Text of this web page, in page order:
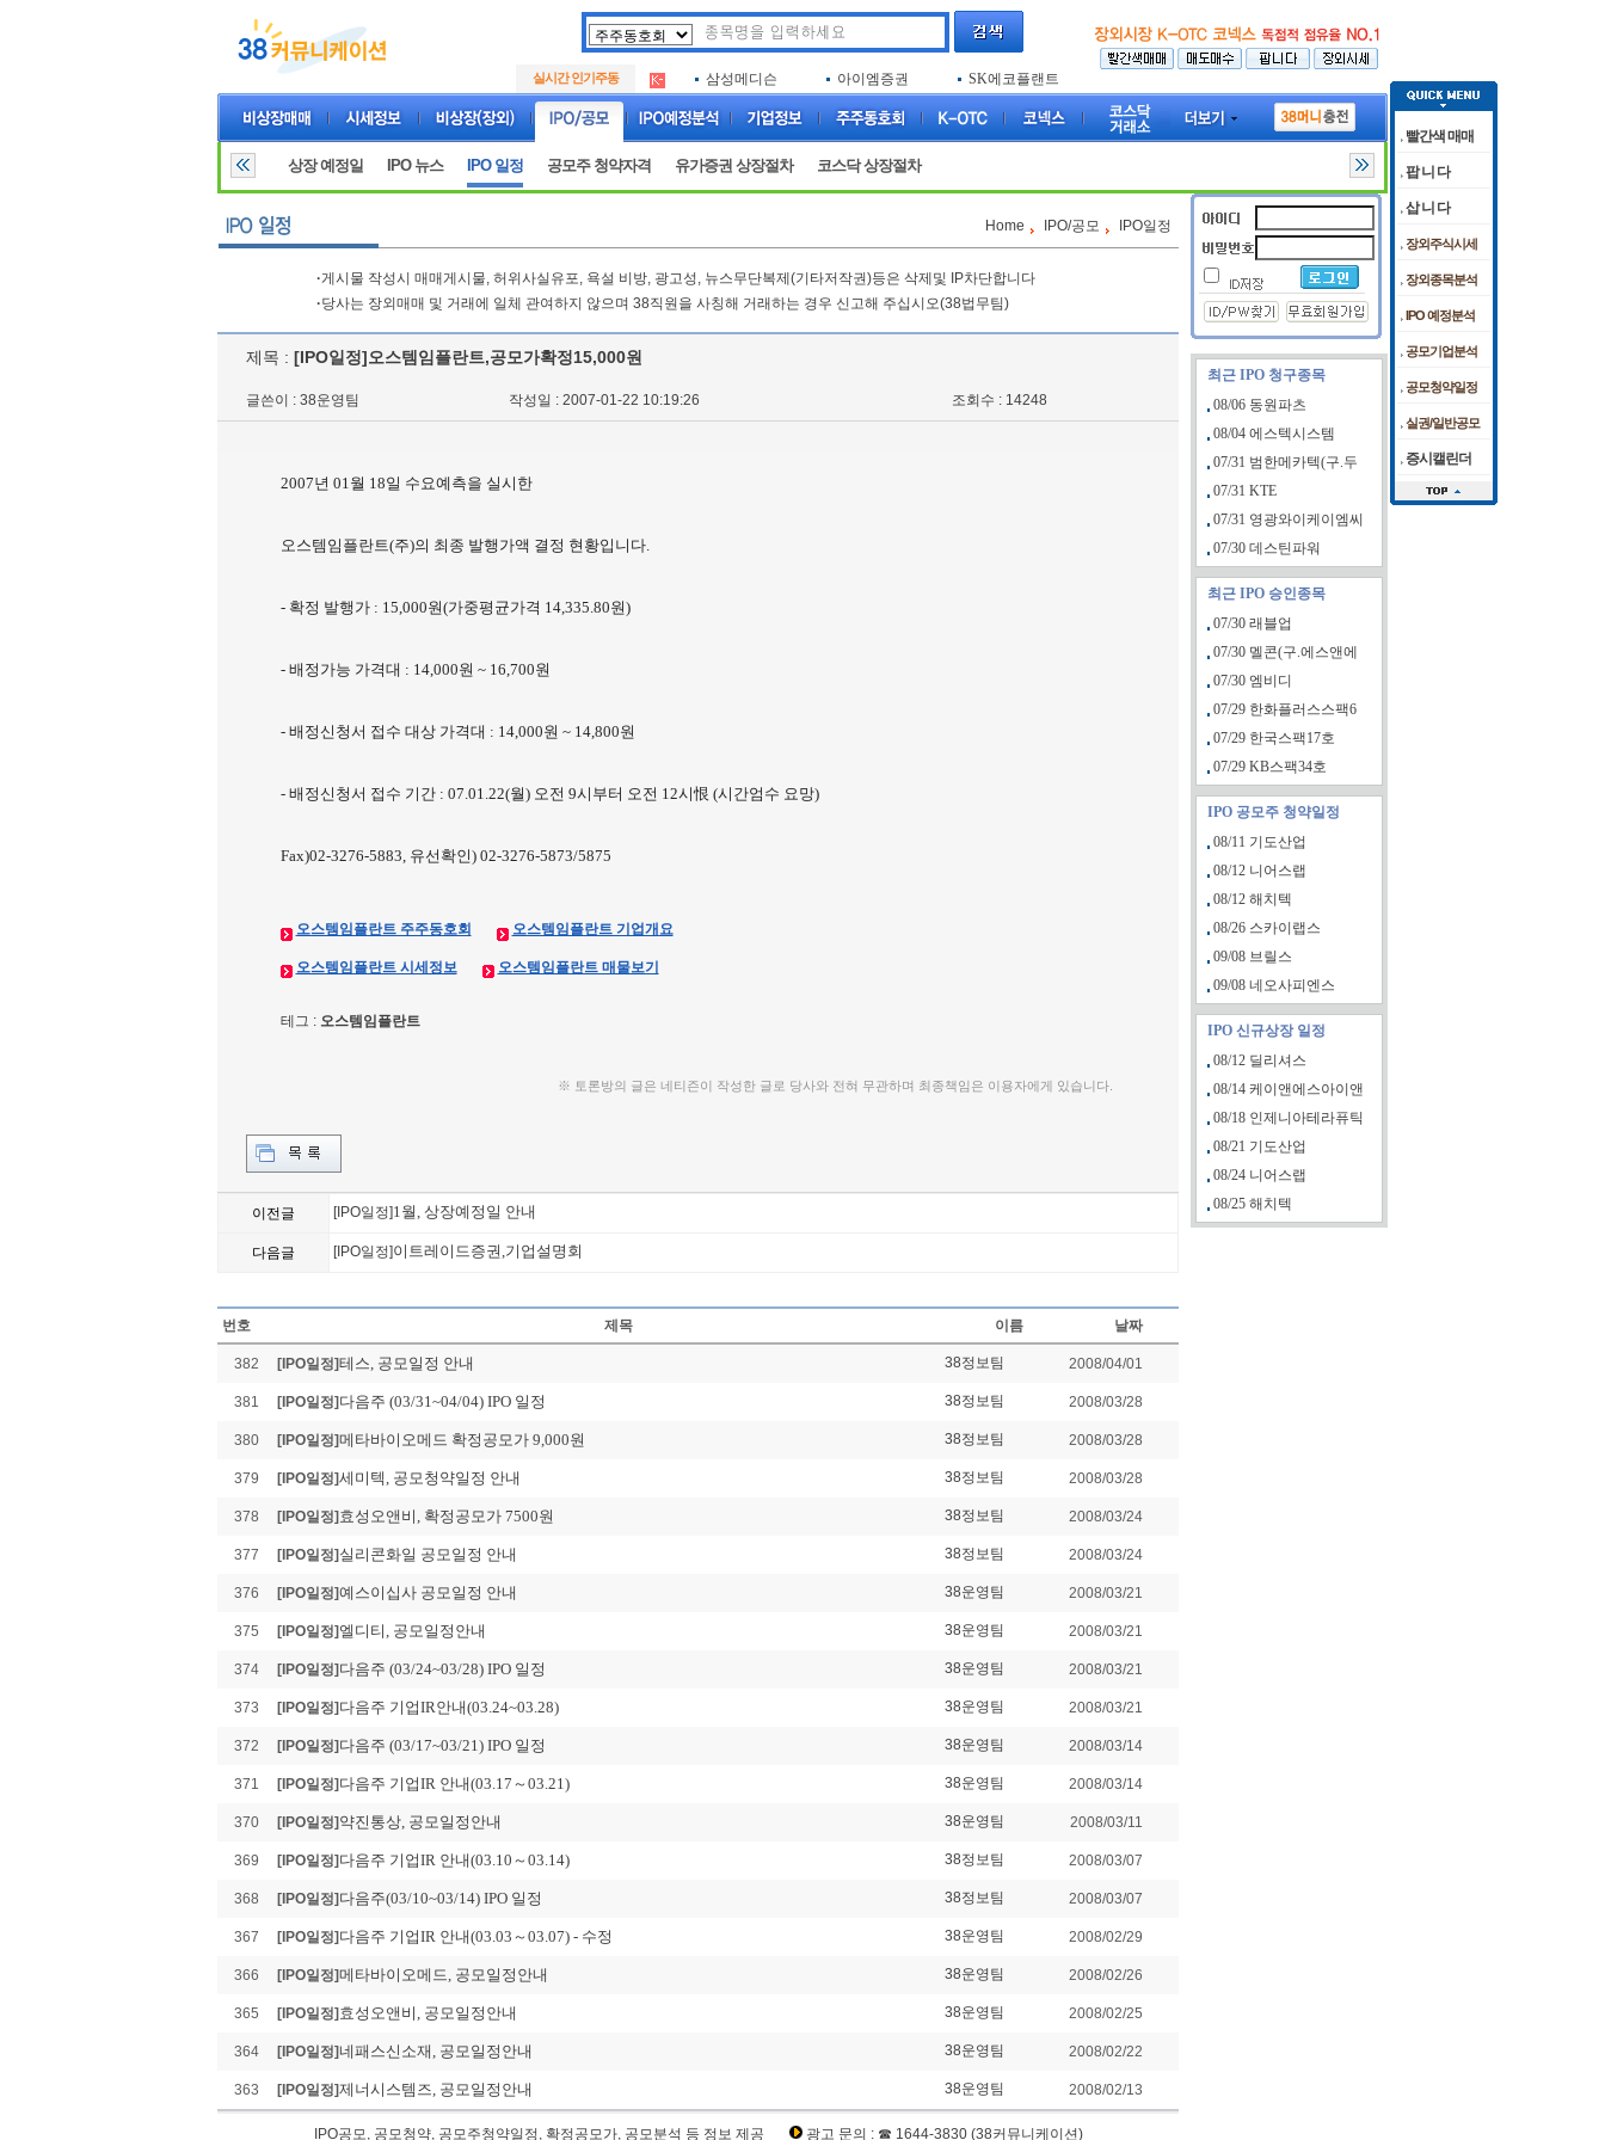
실시간 인기주동
. 아크로스 두나무
엑소코바이오
삼성메디슨 아이엠증권
SK에코플랜트
.
아크로스 두나무
엑소코바이오
아하 루켄테크놀러지
상장 예정일 IPO 뉴스 IPO 일정 공모주 청약자격 유가증권 상장절차 코스닥 상장절차
Home IPO/공모 IPO일정
·게시물 작성시 매매게시물, 허위사실유포, 욕설 비방, 광고성, 뉴스무단복제(기타저작권)등은 삭제및 IP차단합니다
·당사는 장외매매 및 거래에 일체 관여하지 않으며 38직원을 사칭해 거래하는 경우 신고해 주십시오(38법무팀)
제목 : [IPO일정]오스템임플란트,공모가확정15,000원
글쓴이 : 38운영팀 작성일 : 2007-01-22 10:19:26 조회수 : 14248
2007년 01월 18일 수요예측을 실시한
오스템임플란트(주)의 최종 발행가액 결정 현황입니다.
- 확정 발행가 : 15,000원(가중평균가격 14,335.80원)
- 배정가능 가격대 : 14,000원 ~ 16,700원
- 배정신청서 접수 대상 가격대 : 14,000원 ~ 14,800원
- 배정신청서 접수 기간 : 07.01.22(월) 오전 9시부터 오전 12시恨 (시간엄수 요망)
Fax)02-3276-5883, 유선확인) 02-3276-5873/5875
오스템임플란트 주주동호회 오스템임플란트 기업개요
오스템임플란트 시세정보 오스템임플란트 매물보기
테그 : 오스템임플란트
※ 토론방의 글은 네티즌이 작성한 글로 당사와 전혀 무관하며 최종책임은 이용자에게 있습니다.
이전글 [IPO일정]1월, 상장예정일 안내
다음글 [IPO일정]이트레이드증권,기업설명회
번호 제목 이름 날짜
382 [IPO일정]테스, 공모일정 안내 38정보팀 2008/04/01
381 [IPO일정] 다음주 (03/31~04/04) IPO 일정 38정보팀 2008/03/28
380 [IPO일정]메타바이오메드 확정공모가 9,000원 38정보팀 2008/03/28
379 [IPO일정]세미텍, 공모청약일정 안내 38정보팀 2008/03/28
378 [IPO일정] 효성오앤비, 확정공모가 7500원 38정보팀 2008/03/24
377 [IPO일정] 실리콘화일 공모일정 안내 38정보팀 2008/03/24
376 [IPO일정]예스이십사 공모일정 안내 38운영팀 2008/03/21
375 [IPO일정]엘디티, 공모일정안내 38운영팀 2008/03/21
374 [IPO일정] 다음주 (03/24~03/28) IPO 일정 38운영팀 2008/03/21
373 [IPO일정] 다음주 기업IR안내(03.24~03.28) 38운영팀 2008/03/21
372 [IPO일정] 다음주 (03/17~03/21) IPO 일정 38운영팀 2008/03/14
371 [IPO일정] 다음주 기업IR 안내(03.17～03.21) 38운영팀 2008/03/14
370 [IPO일정] 약진통상, 공모일정안내 38운영팀 2008/03/11
369 [IPO일정] 다음주 기업IR 안내(03.10～03.14) 38정보팀 2008/03/07
368 [IPO일정] 다음주(03/10~03/14) IPO 일정 38정보팀 2008/03/07
367 [IPO일정] 다음주 기업IR 안내(03.03～03.07) - 수정 38운영팀 2008/02/29
366 [IPO일정]메타바이오메드, 공모일정안내 38운영팀 2008/02/26
365 [IPO일정] 효성오앤비, 공모일정안내 38운영팀 2008/02/25
364 [IPO일정]네패스신소재, 공모일정안내 38운영팀 2008/02/22
363 [IPO일정]제너시스템즈, 공모일정안내 38운영팀 2008/02/13
IPO공모, 공모청약, 공모주청약일정, 확정공모가, 공모분석 등 정보 제공 광고 문의 : ☎ 1644-3830 (38커뮤니케이션)
최근 IPO 청구종목
08/06 동원파츠
08/04 에스텍시스템
07/31 범한메카텍(구.두
07/31 KTE
07/31 영광와이케이엠씨
07/30 데스틴파워
최근 IPO 승인종목
07/30 래블업
07/30 멜콘(구.에스앤에
07/30 엠비디
07/29 한화플러스스팩6
07/29 한국스팩17호
07/29 KB스팩34호
IPO 공모주 청약일정
08/11 기도산업
08/12 니어스랩
08/12 해치텍
08/26 스카이랩스
09/08 브릴스
09/08 네오사피엔스
IPO 신규상장 일정
08/12 딜리셔스
08/14 케이앤에스아이앤
08/18 인제니아테라퓨틱
08/21 기도산업
08/24 니어스랩
08/25 해치텍
빨간색 매매
팝 니 다
삽 니 다
장외주식시세
장외종목분석
IPO 예정분석
공모기업분석
공모청약일정
실권/일반공모
증시캘린더